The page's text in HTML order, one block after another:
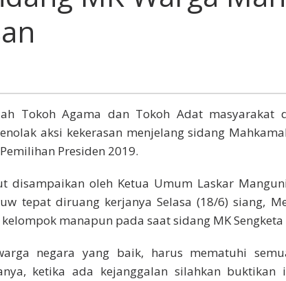
Manado
Kekerasan
Tokoh Agama dan Tokoh Adat masyarakat
aksi kekerasan menjelang sidang
Presiden 2019.
disampaikan oleh Ketua Umum Laskar
tepat diruang kerjanya Selasa (18/6) siang,
manapun pada saat sidang MK Sengketa
negara yang baik, harus mematuhi
ketika ada kejanggalan silahkan